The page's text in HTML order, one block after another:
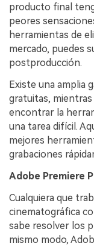
producto final
peores
herramientas de
mercado, puedes
postproducción.
Existe una amplia
gratuitas, mientras
encontrar la
una tarea difícil.
mejores
grabaciones
Adobe Premiere
Cualquiera que
cinematográfica
sabe resolver los
mismo modo,